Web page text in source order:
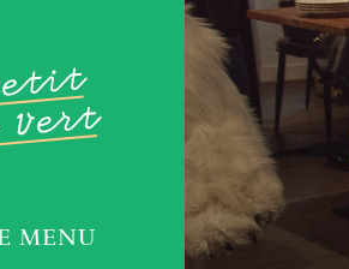
MENU